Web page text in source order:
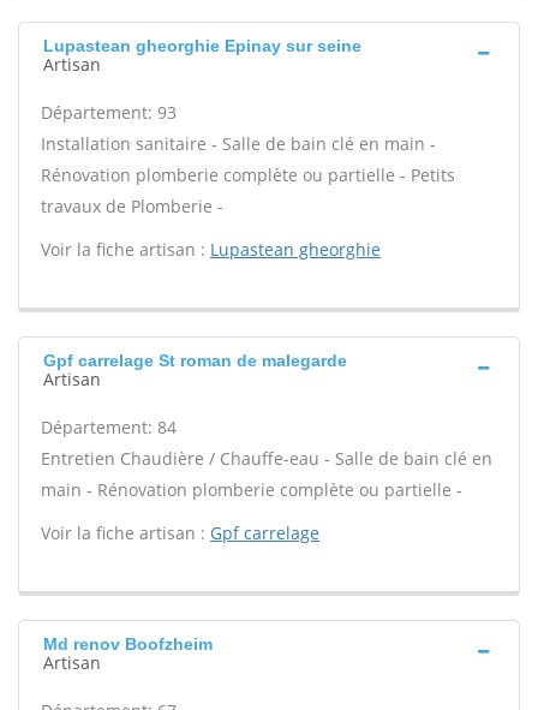
Lupastean gheorghie Epinay sur seine
Artisan
Département: 93
Installation sanitaire - Salle de bain clé en main -
Rénovation plomberie complète ou partielle - Petits
travaux de Plomberie -
Voir la fiche artisan : Lupastean gheorghie
Gpf carrelage St roman de malegarde
Artisan
Département: 84
Entretien Chaudière / Chauffe-eau - Salle de bain clé en
main - Rénovation plomberie complète ou partielle -
Voir la fiche artisan : Gpf carrelage
Md renov Boofzheim
Artisan